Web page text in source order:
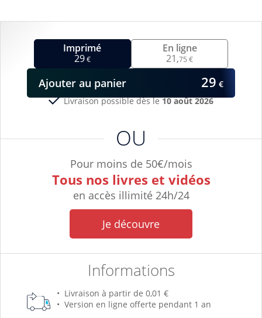
Imprimé
29€
OU
Pour moins de 50€/mois
Tous nos livres et vidéos
en accès illimité 24h/24
Je découvre
Informations
Livraison possible dès le10 août 2026
Livraison à partir de 0,01 €
Version en ligne offerte pendant 1 an
En ligne
21,75 €
Ajouter au panier 29 €